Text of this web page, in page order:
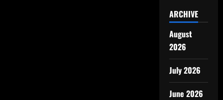
ARCHIVE
August
2026
July 2026
June 2026